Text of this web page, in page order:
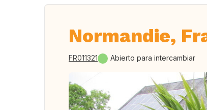
Normandie,
FR011321 Abierto para intercambiar